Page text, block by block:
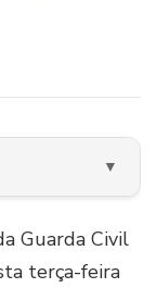
▼
Guarda Civil
terça-feira